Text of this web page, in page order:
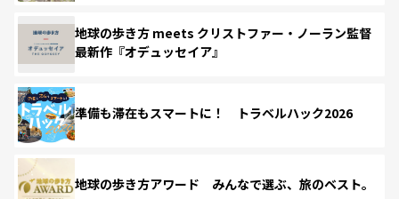
地球の歩き方 meets クリストファー・ノーラン監督
最新作『オデュッセイア』
準備も滞在もスマートに！ トラベルハック2026
地球の歩き方アワード みんなで選ぶ、旅のベスト。